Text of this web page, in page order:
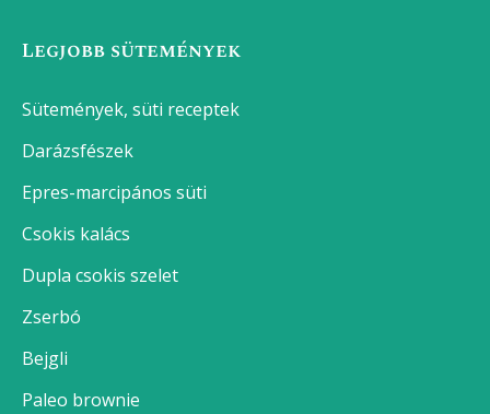
Legjobb sütemények
Sütemények, süti receptek
Darázsfészek
Epres-marcipános süti
Csokis kalács
Dupla csokis szelet
Zserbó
Bejgli
Paleo brownie